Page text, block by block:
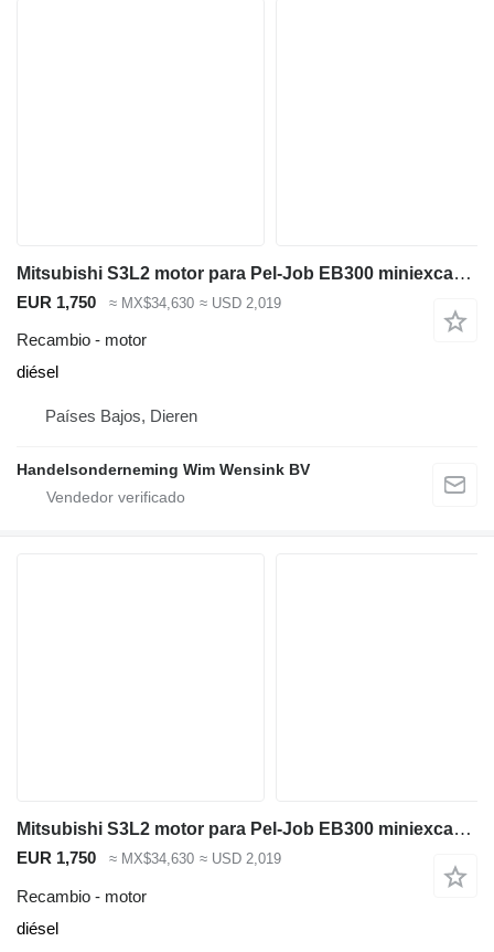
Mitsubishi S3L2 motor para Pel-Job EB300 miniexcavadora
EUR 1,750 ≈ MX$34,630 ≈ USD 2,019
Recambio - motor
diésel
Países Bajos, Dieren
Handelsonderneming Wim Wensink BV
Mitsubishi S3L2 motor para Pel-Job EB300 miniexcavadora
EUR 1,750 ≈ MX$34,630 ≈ USD 2,019
Recambio - motor
diésel